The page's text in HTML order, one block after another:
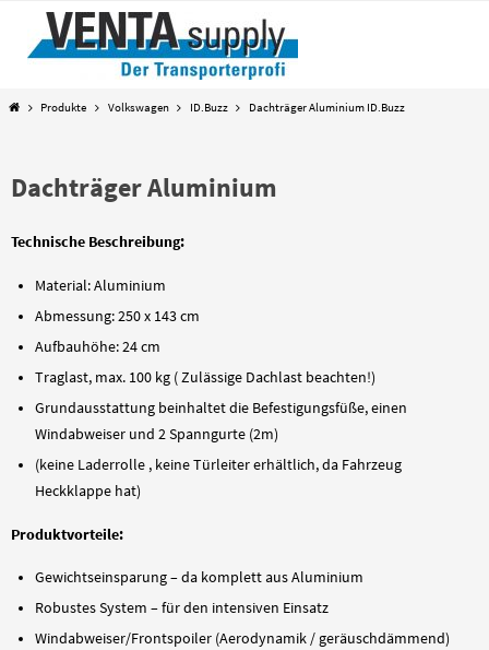
springen
StartProdukte Volkswagen ID.Buzz Dachträger Aluminium ID.Buzz
Dachträger Aluminium
Technische Beschreibung:
Material: Aluminium
Abmessung: 250 x 143 cm
Aufbauhöhe: 24 cm
Traglast, max. 100 kg ( Zulässige Dachlast beachten!)
Grundausstattung beinhaltet die Befestigungsfüße, einen
Windabweiser und 2 Spanngurte (2m)
(keine Laderrolle , keine Türleiter erhältlich, da Fahrzeug
Heckklappe hat)
Produktvorteile:
Gewichtseinsparung – da komplett aus Aluminium
Robustes System – für den intensiven Einsatz
Windabweiser/Frontspoiler (Aerodynamik / geräuschdämmend)